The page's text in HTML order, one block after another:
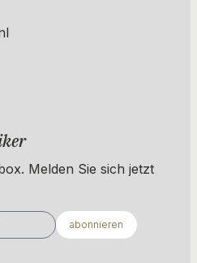
​​​​​​Melden Sie sich jetzt
abonnieren